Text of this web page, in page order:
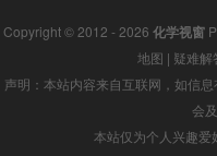
Copyright © 2012 - 2026 化学视窗
地图 | 疑难解
声明：本站内容来自互联网，如信
会
本站仅为个人兴趣爱